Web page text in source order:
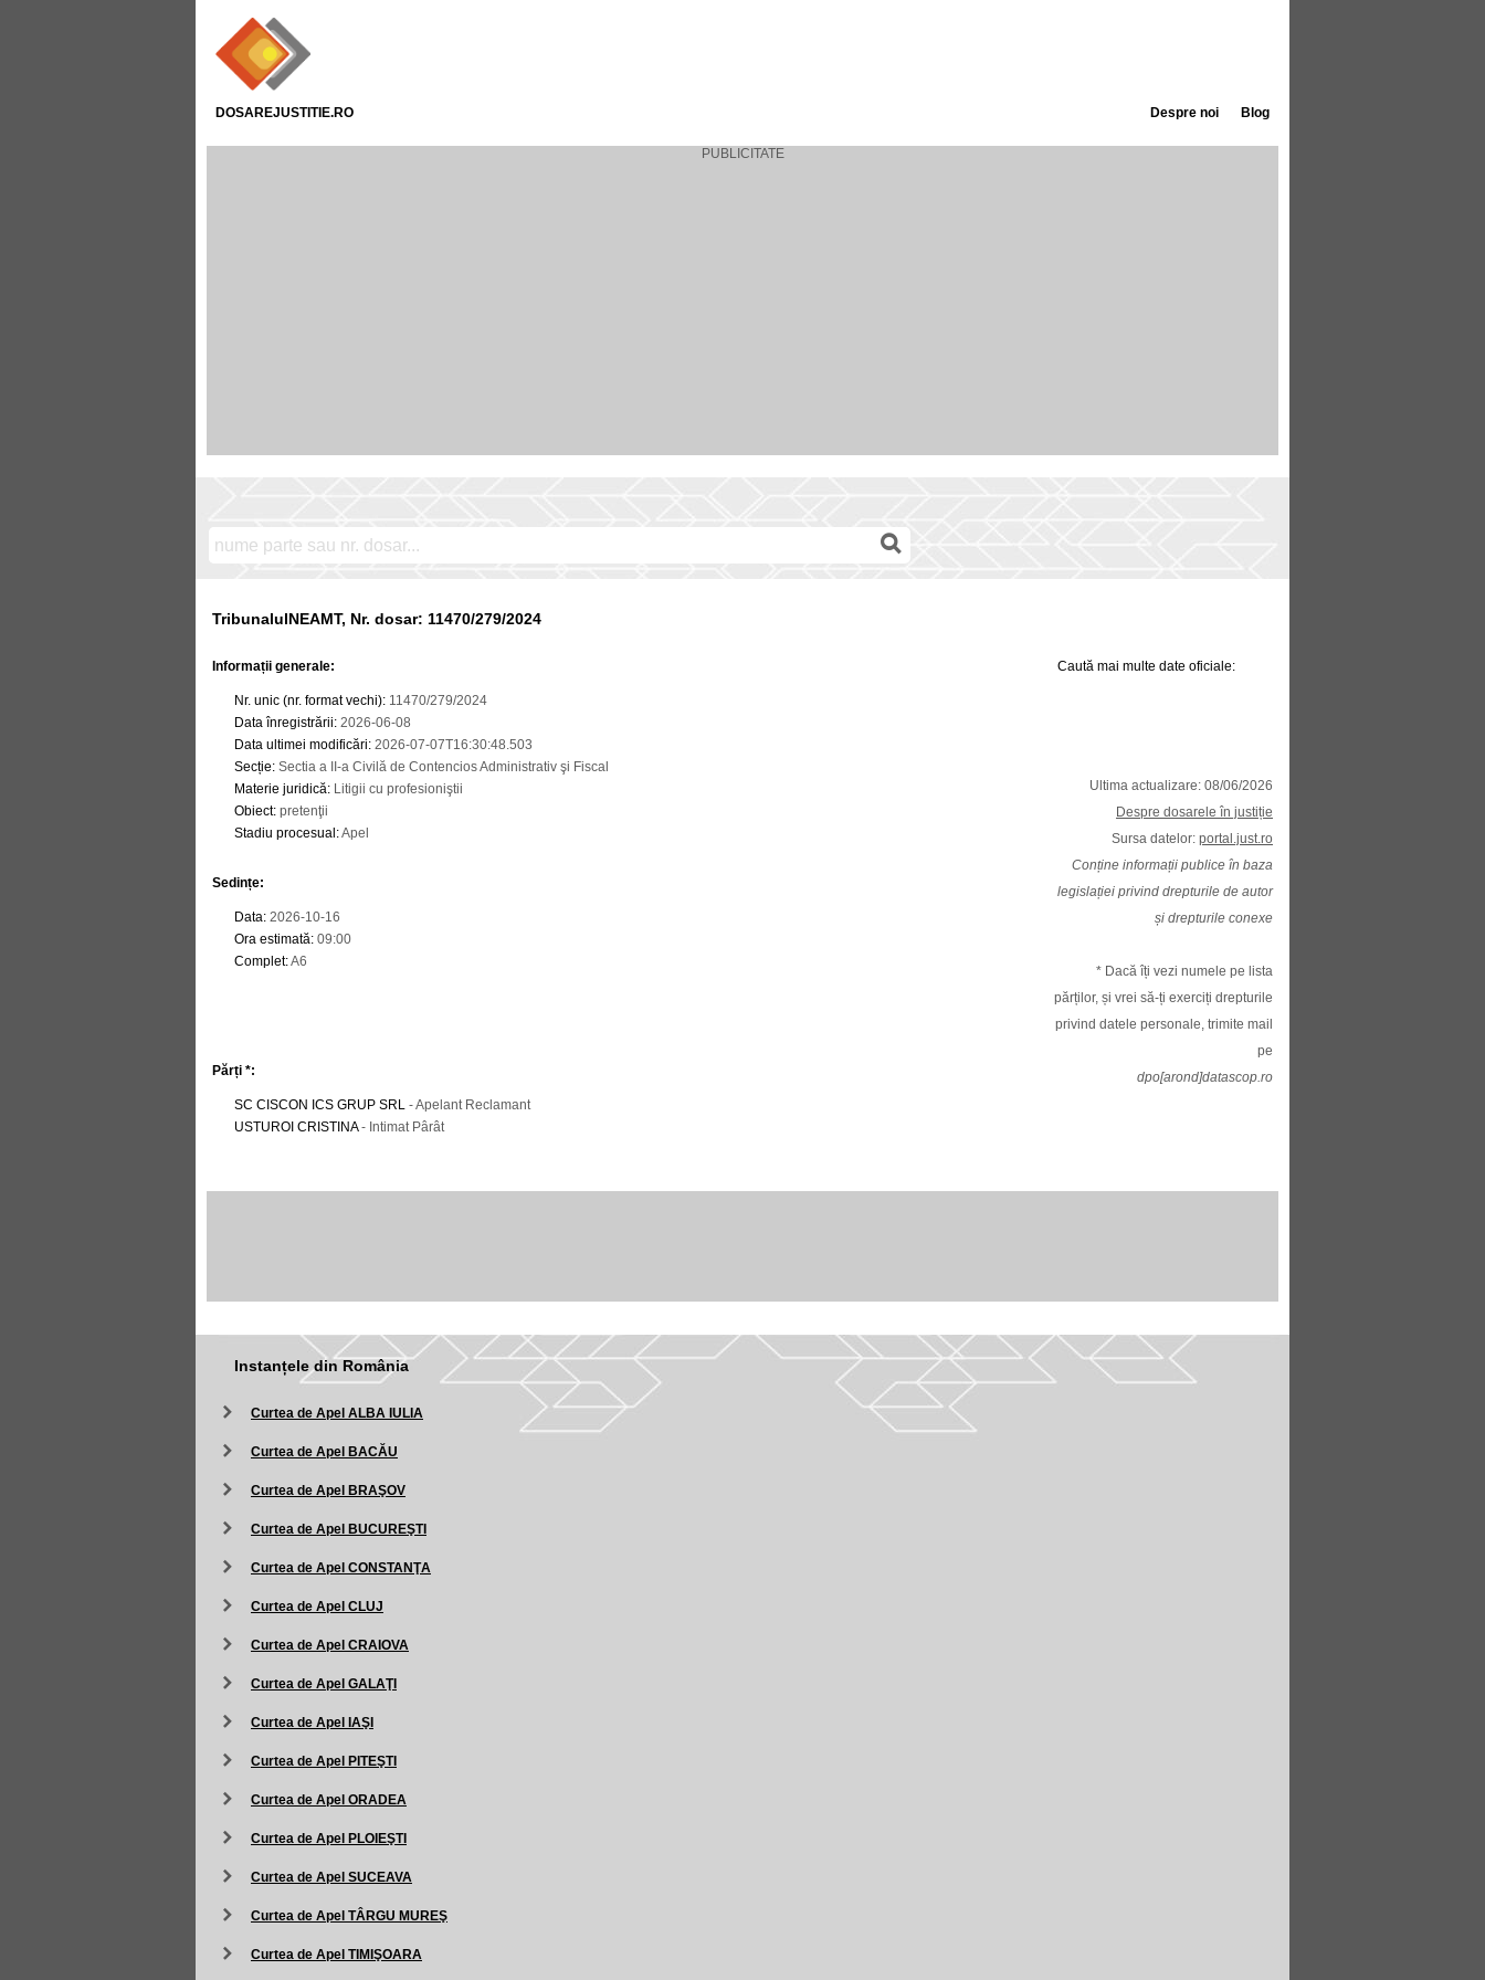
DOSAREJUSTITIE.RO Blog
Despre noi
TribunalulNEAMT, Nr. dosar: 11470/279/2024
Informații generale:
Nr. unic (nr. format vechi): 11470/279/2024
Data înregistrării: 2026-06-08
Data ultimei modificări: 2026-07-07T16:30:48.503
Secție: Sectia a II-a Civilă de Contencios Administrativ şi Fiscal
Materie juridică: Litigii cu profesioniştii
Obiect: pretenţii
Stadiu procesual :Apel
Sedințe:
Data: 2026-10-16
Ora estimată: 09:00
Complet:A6
Părți *:
SC CISCON ICS GRUP SRL - Apelant Reclamant
USTUROI CRISTINA- Intimat Pârât
Caută mai multe date oficiale:
Ultima actualizare: 08/06/2026
Despre dosarele în justiție
Sursa datelor: portal.just.ro
Conține informații publice în baza
legislației privind drepturile de autor
și drepturile conexe
* Dacă îți vezi numele pe lista
părților, și vrei să-ți exerciți drepturile
privind datele personale, trimite mail
pe
dpo[arond]datascop.ro
Instanțele din România
Curtea de Apel ALBA IULIA
Curtea de Apel BACĂU
Curtea de Apel BRAŞOV
Curtea de Apel BUCUREŞTI
Curtea de Apel CONSTANŢA
Curtea de Apel CLUJ
Curtea de Apel CRAIOVA
Curtea de Apel GALAŢI
Curtea de Apel IAŞI
Curtea de Apel PITEŞTI
Curtea de Apel ORADEA
Curtea de Apel PLOIEŞTI
Curtea de Apel SUCEAVA
Curtea de Apel TÂRGU MUREŞ
Curtea de Apel TIMIŞOARA